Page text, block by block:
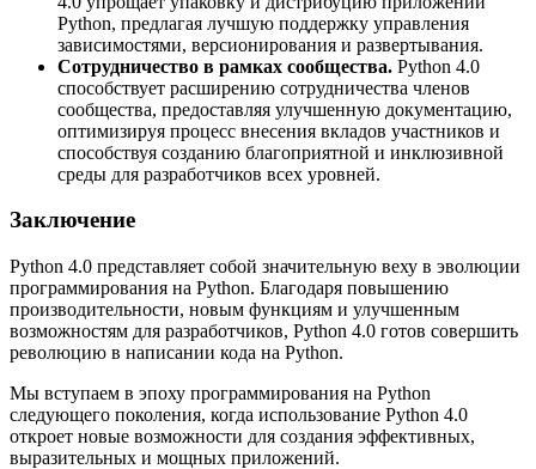
Python, предлагая лучшую поддержку управления
зависимостями, версионирования и развертывания.
Сотрудничество в рамках сообщества. Python 4.0
способствует расширению сотрудничества членов
сообщества, предоставляя улучшенную документацию,
оптимизируя процесс внесения вкладов участников и
способствуя созданию благоприятной и инклюзивной
среды для разработчиков всех уровней.
Заключение
Python 4.0 представляет собой значительную веху в эволюции
программирования на Python. Благодаря повышению
производительности, новым функциям и улучшенным
возможностям для разработчиков, Python 4.0 готов совершить
революцию в написании кода на Python.
Мы вступаем в эпоху программирования на Python
следующего поколения, когда использование Python 4.0
откроет новые возможности для создания эффективных,
выразительных и мощных приложений.